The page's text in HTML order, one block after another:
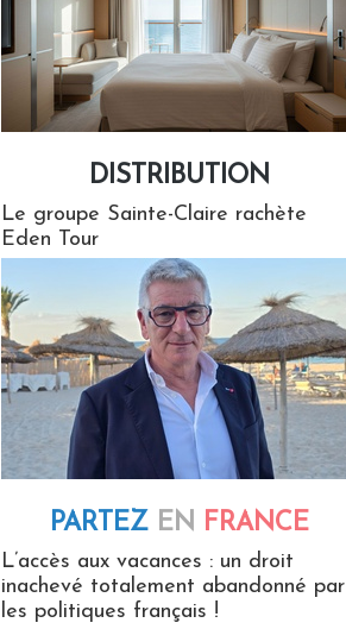
DISTRIBUTION
Le groupe Sainte-Claire rachète
Eden Tour
PARTEZ EN FRANCE
L’accès aux vacances : un droit
inachevé totalement abandonné par
les politiques français !